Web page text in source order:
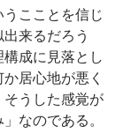
こことを信じ
来るだろう
成に見落とし
居心地が悪く
うした感覚が
なのである。